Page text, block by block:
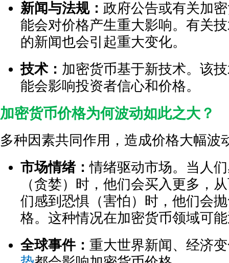
新闻与法规： 政府公告或有关加
能会对价格产生重大影响。有关
的新闻也会引起重大变化。
技术： 加密货币基于新技术。该
能会影响投资者信心和价格。
加密货币价格为何波动如此之大？
多种因素共同作用，造成价格大幅波
市场情绪：情绪驱动市场。当人
（贪婪）时，他们会买入更多，
们感到恐惧（害怕）时，他们会
格。这种情况在加密货币领域可
全球事件： 重大世界新闻、经济